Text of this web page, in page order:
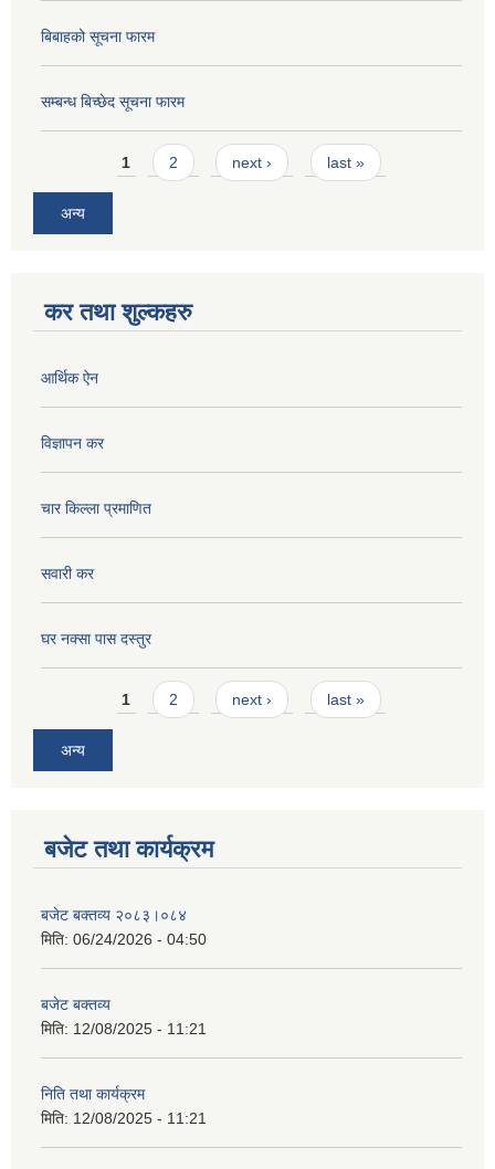
बिबाहको सूचना फारम
सम्बन्ध बिच्छेद सूचना फारम
Pages1 2 next › last »
अन्य
कर तथा शुल्कहरु
आर्थिक ऐन
विज्ञापन कर
चार किल्ला प्रमाणित
सवारी कर
घर नक्सा पास दस्तुर
Pages1 2 next › last »
अन्य
बजेट तथा कार्यक्रम
बजेट बक्तव्य २०८३।०८४
मिति: 06/24/2026 - 04:50
बजेट बक्तव्य
मिति: 12/08/2025 - 11:21
निति तथा कार्यक्रम
मिति: 12/08/2025 - 11:21